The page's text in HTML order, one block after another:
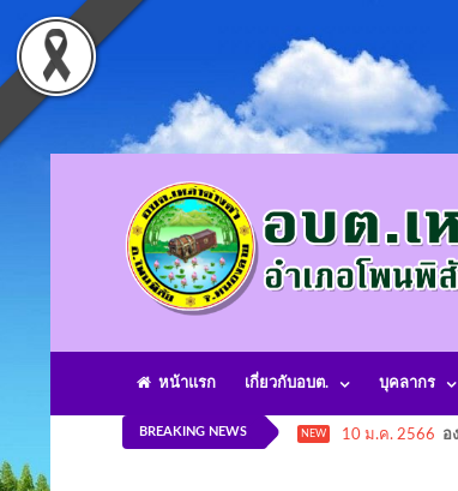
หน้าแรก เกี่ยวกับอบต. บุคลากร
BREAKING NEWS NEW 10 ม.ค. 2566 อ